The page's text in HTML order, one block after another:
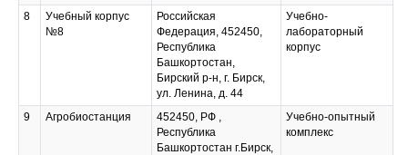
8
Учебный корпус
№8
Российская
Федерация, 452450,
Республика
Башкортостан,
Бирский р-н, г. Бирск,
ул. Ленина, д. 44
Учебно-
лабораторный
корпус
9 Агробиостанция
452450, РФ ,
Республика
Башкортостан г.Бирск,
Учебно-опытный
комплекс